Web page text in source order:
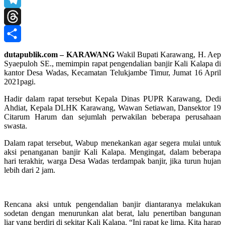
Telegram
Threads
Share
dutapublik.com – KARAWANGWakil Bupati Karawang, H. Aep
Syaepuloh SE., memimpin rapat pengendalian banjir Kali Kalapa di
kantor Desa Wadas, Kecamatan Telukjambe Timur, Jumat 16 April
2021pagi.
Hadir dalam rapat tersebut Kepala Dinas PUPR Karawang, Dedi
Ahdiat, Kepala DLHK Karawang, Wawan Setiawan, Dansektor 19
Citarum Harum dan sejumlah perwakilan beberapa perusahaan
swasta.
Dalam rapat tersebut, Wabup menekankan agar segera mulai untuk
aksi penanganan banjir Kali Kalapa. Mengingat, dalam beberapa
hari terakhir, warga Desa Wadas terdampak banjir, jika turun hujan
lebih dari 2 jam.
Rencana aksi untuk pengendalian banjir diantaranya melakukan
sodetan dengan menurunkan alat berat, lalu penertiban bangunan
liar yang berdiri di sekitar Kali Kalapa. “Ini rapat ke lima. Kita harap